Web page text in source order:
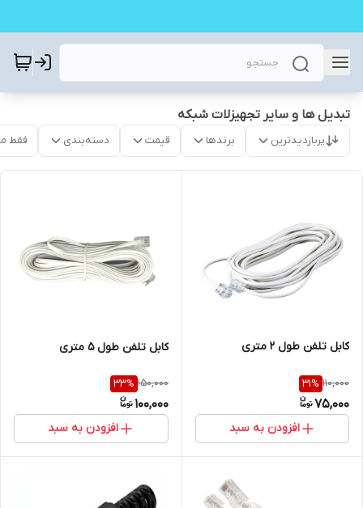
تبدیل ها و سایر تجهیزلات شبکه
پربازدیدترین برندها قیمت دسته‌بندی فقط
کابل تلفن طول 2 متری
110,000
31%
75,000
افزودن به سبد
کابل تلفن طول 5 متری
150,000
33%
100,000
افزودن به سبد